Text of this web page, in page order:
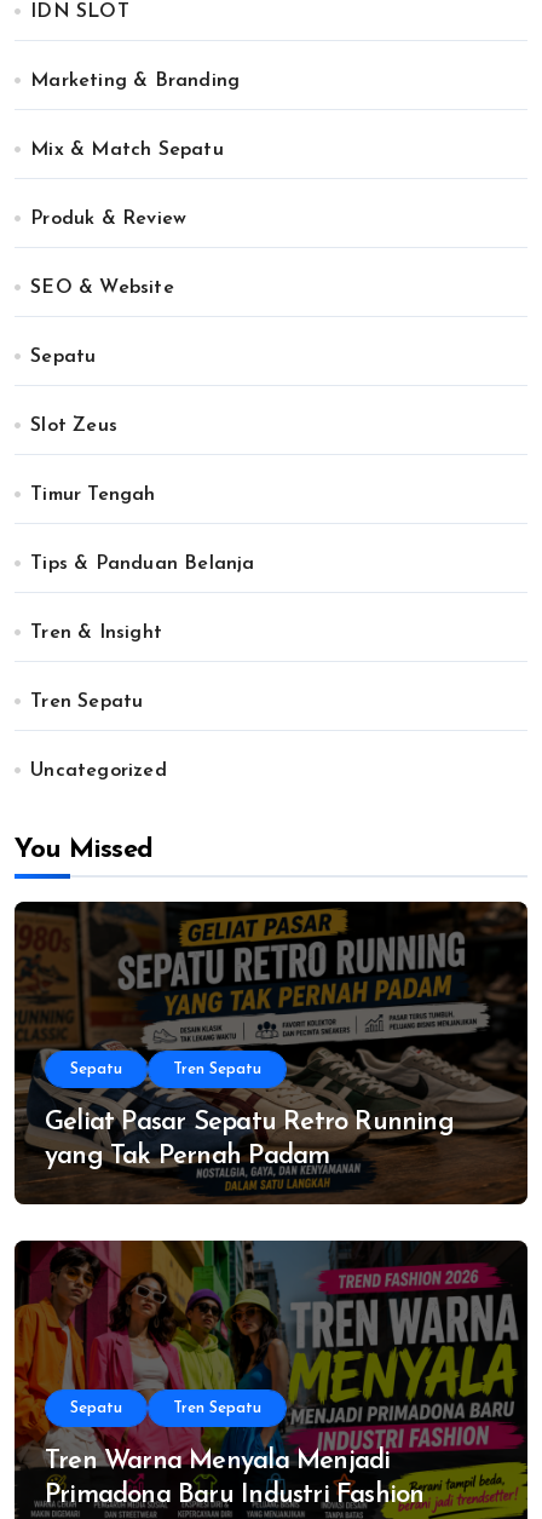
IDN SLOT
Marketing & Branding
Mix & Match Sepatu
Produk & Review
SEO & Website
Sepatu
Slot Zeus
Timur Tengah
Tips & Panduan Belanja
Tren & Insight
Tren Sepatu
Uncategorized
You Missed
Sepatu Tren Sepatu
Geliat Pasar Sepatu Retro Running
yang Tak Pernah Padam
Sepatu Tren Sepatu
Tren Warna Menyala Menjadi
Primadona Baru Industri Fashion